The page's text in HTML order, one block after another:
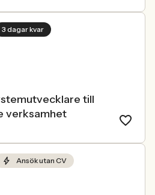
3 dagar kvar
till
verksamhet
Ansök utan CV